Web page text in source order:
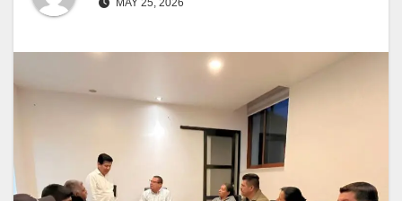
MAY 25, 2026